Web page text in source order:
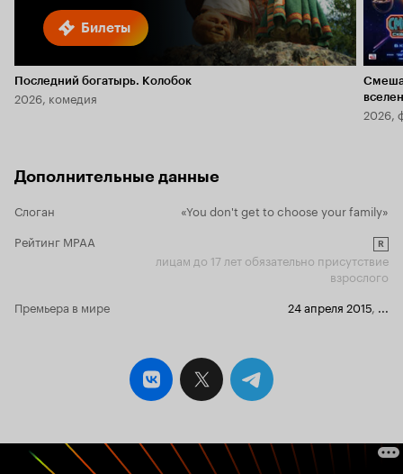
Билеты
Последний богатырь. Колобок
2026, комедия
2026,
Дополнительные данные
Слоган
«You don't get to choose your family»
Рейтинг MPAA
R
лицам до 17 лет обязательно присутствие
взрослого
Премьера в мире
24 апреля 2015